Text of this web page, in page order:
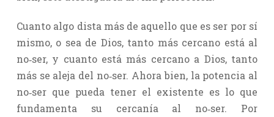
Cuanto algo dista más de aquello que es ser por sí
mismo, o sea de Dios, tanto más cercano está al
no‑ser, y cuanto está más cercano a Dios, tanto
más se aleja del no‑ser. Ahora bien, la potencia al
no‑ser que pueda tener el existente es lo que
fundamenta su cercanía al no‑ser. Por